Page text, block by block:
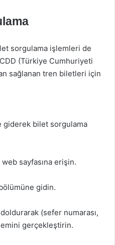
sorgulama işlemleri de
(Türkiye Cumhuriyeti
sağlanan tren biletleri için
giderek bilet sorgulama
sayfasına erişin.
gidin.
(sefer numarası,
gerçekleştirin.